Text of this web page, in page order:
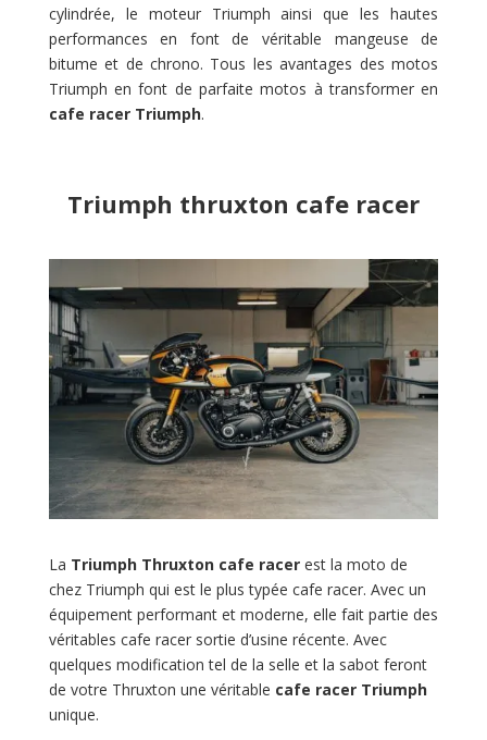
cylindrée, le moteur Triumph ainsi que les hautes
performances en font de véritable mangeuse de
bitume et de chrono. Tous les avantages des motos
Triumph en font de parfaite motos à transformer en
cafe racer Triumph.
Triumph thruxton cafe racer
La Triumph Thruxton cafe racerest la moto de
chez Triumph qui est le plus typée cafe racer. Avec un
équipement performant et moderne, elle fait partie des
véritables cafe racer sortie d’usine récente. Avec
quelques modification tel de la selle et la sabot feront
de votre Thruxton une véritable cafe racer Triumph
unique.